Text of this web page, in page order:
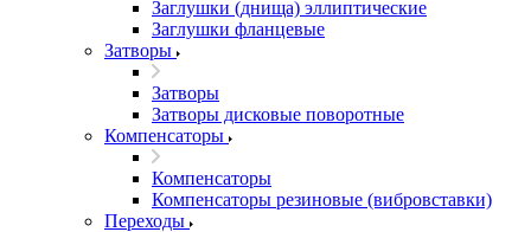
Заглушки (днища) эллиптические
Заглушки фланцевые
Затворы
Затворы
Затворы дисковые поворотные
Компенсаторы
Компенсаторы
Компенсаторы резиновые (вибровставки)
Переходы